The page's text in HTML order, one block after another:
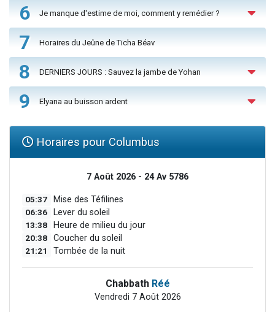
6 Je manque d'estime de moi, comment y remédier ?
7 Horaires du Jeûne de Ticha Béav
8 DERNIERS JOURS : Sauvez la jambe de Yohan
9 Elyana au buisson ardent
Horaires pour Columbus
7 Août 2026 - 24 Av 5786
05:37 Mise des Téfilines
06:36 Lever du soleil
13:38 Heure de milieu du jour
20:38 Coucher du soleil
21:21 Tombée de la nuit
Chabbath Réé
Vendredi 7 Août 2026